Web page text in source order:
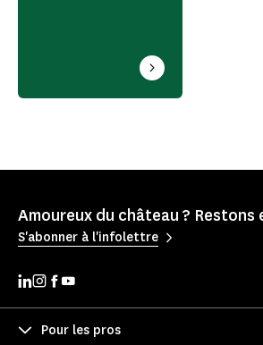
Amoureux du château ?
S'abonner à l'infolettre
Pour les pros